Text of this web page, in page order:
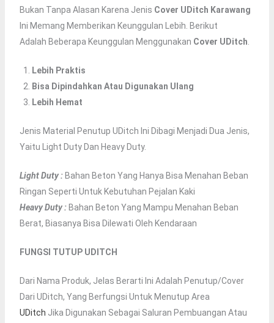
Bukan Tanpa Alasan Karena Jenis Cover UDitch Karawang
Ini Memang Memberikan Keunggulan Lebih. Berikut
Adalah Beberapa Keunggulan Menggunakan Cover UDitch.
Lebih Praktis
Bisa Dipindahkan Atau Digunakan Ulang
Lebih Hemat
Jenis Material Penutup UDitch Ini Dibagi Menjadi Dua Jenis,
Yaitu Light Duty Dan Heavy Duty.
Light Duty :Bahan Beton Yang Hanya Bisa Menahan Beban
Ringan Seperti Untuk Kebutuhan Pejalan Kaki
Heavy Duty :Bahan Beton Yang Mampu Menahan Beban
Berat, Biasanya Bisa Dilewati Oleh Kendaraan
FUNGSI TUTUP UDITCH
Dari Nama Produk, Jelas Berarti Ini Adalah Penutup/cover
Dari UDitch, Yang Berfungsi Untuk Menutup Area
UDitch Jika Digunakan Sebagai Saluran Pembuangan Atau